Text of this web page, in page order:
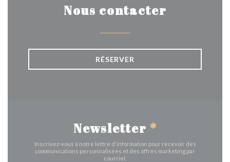
Nous contacter
RÉSERVER
Newsletter *
Inscrivez-vous à notre lettre d'information pour recevoir des
communications personnalisées et des offres marketing par
courriel.